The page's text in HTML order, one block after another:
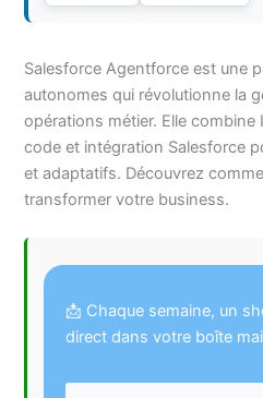
Salesforce Agentforce est une
autonomes qui révolutionne la
opérations métier. Elle
code et intégration Salesforce
et adaptatifs. Découvrez
transformer votre business.
📩 Chaque semaine, un
direct dans votre boîte